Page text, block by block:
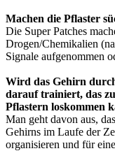
Machen die Pflaster
Die Super Patches
Drogen/Chemikalien
Signale aufgenommen
Wird das Gehirn
darauf trainiert, das
Pflastern loskommen
Man geht davon aus,
Gehirns im Laufe der
organisieren und für